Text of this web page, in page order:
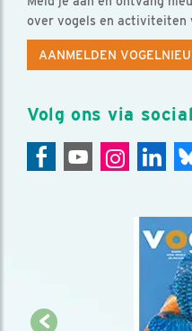
over vogels en activiteiten
AANMELDEN
Volg ons via